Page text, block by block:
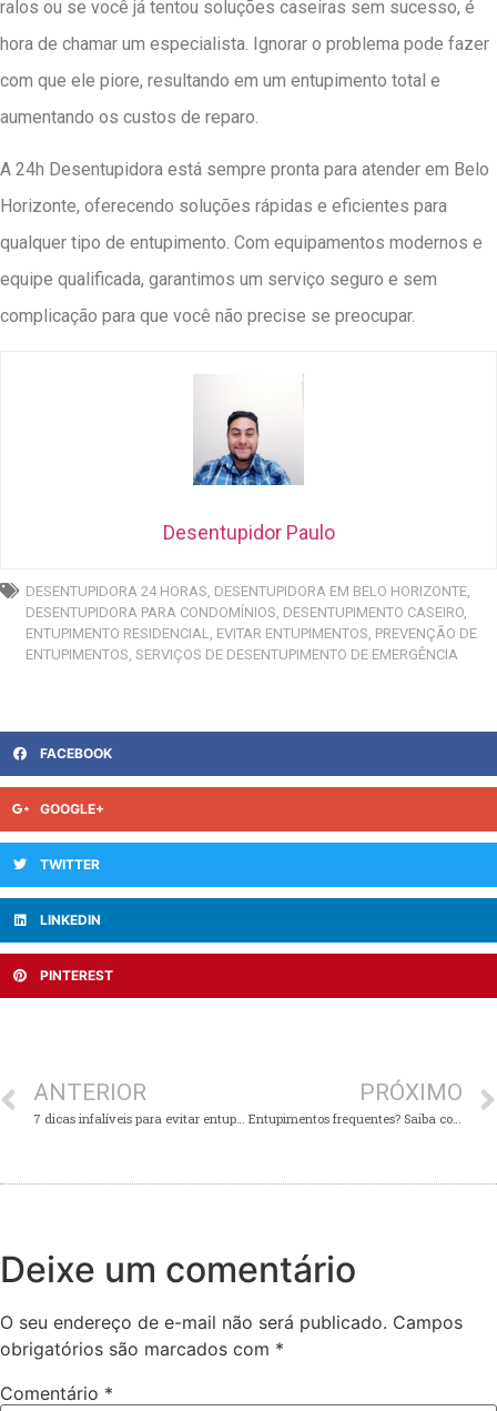
ralos ou se você já tentou soluções caseiras sem sucesso, é
hora de chamar um especialista. Ignorar o problema pode fazer
com que ele piore, resultando em um entupimento total e
aumentando os custos de reparo.
A 24h Desentupidora está sempre pronta para atender em Belo
Horizonte, oferecendo soluções rápidas e eficientes para
qualquer tipo de entupimento. Com equipamentos modernos e
equipe qualificada, garantimos um serviço seguro e sem
complicação para que você não precise se preocupar.
Desentupidor Paulo
DESENTUPIDORA 24 HORAS DESENTUPIDORA EM BELO HORIZONTE
DESENTUPIDORA PARA CONDOMÍNIOS DESENTUPIMENTO CASEIRO
ENTUPIMENTO RESIDENCIAL
EVITAR ENTUPIMENTOS PREVENÇÃO DE
ENTUPIMENTOS SERVIÇOS DE DESENTUPIMENTO DE EMERGÊNCIA
FACEBOOK
GOOGLE+
TWITTER
LINKEDIN
PINTEREST
ANTERIOR PRÓXIMO
Entupimentos frequentes? Saiba como evitar esse problema e manter seus encanamentos livres
Deixe um comentário
O seu endereço de e-mail não será publicado. Campos
obrigatórios são marcados com *
Comentário *